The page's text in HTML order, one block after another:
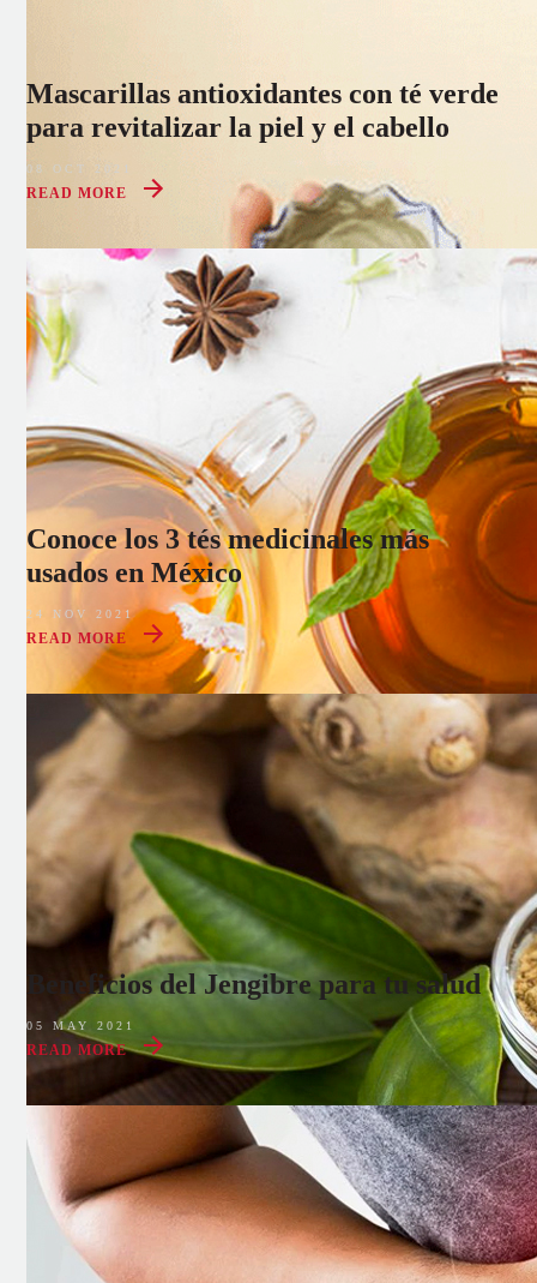
Mascarillas antioxidantes con té verde
para revitalizar la piel y el cabello
08 OCT 2021
READ MORE
Conoce los 3 tés medicinales más
usados en México
24 NOV 2021
READ MORE
Beneficios del Jengibre para tu salud
05 MAY 2021
READ MORE